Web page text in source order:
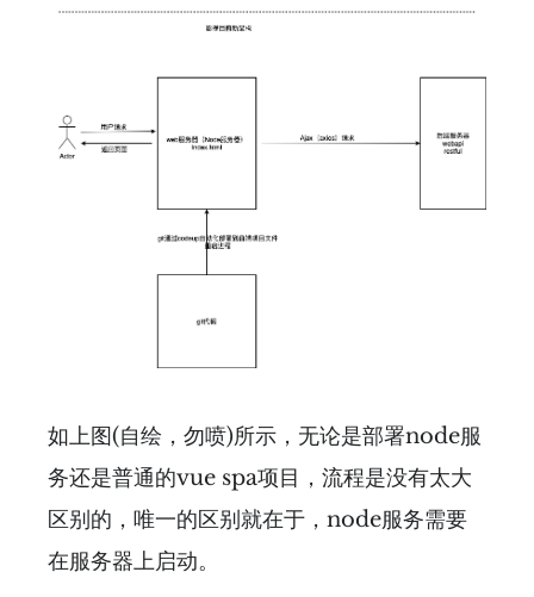
如上图(自绘，勿喷)所示，无论是部署node服
务还是普通的vue spa项目，流程是没有太大
区别的，唯一的区别就在于，node服务需要
在服务器上启动。